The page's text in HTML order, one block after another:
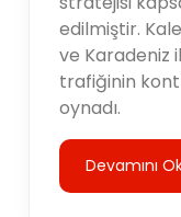
edilmiştir.
ve Karadeniz
trafiğinin
oynadı.
Devamını